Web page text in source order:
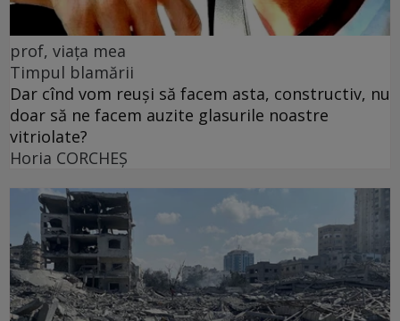
prof, viața mea
Timpul blamării
Dar cînd vom reuși să facem asta, constructiv, nu
doar să ne facem auzite glasurile noastre
vitriolate?
Horia CORCHEŞ